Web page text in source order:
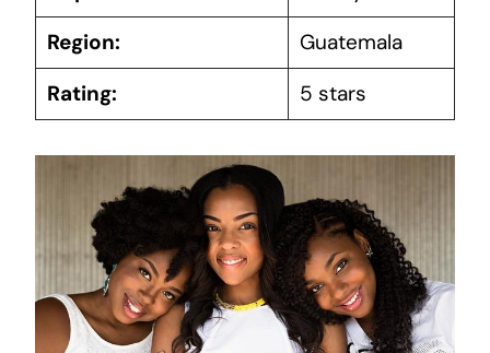
Region:
Guatemala
Rating:
5 stars